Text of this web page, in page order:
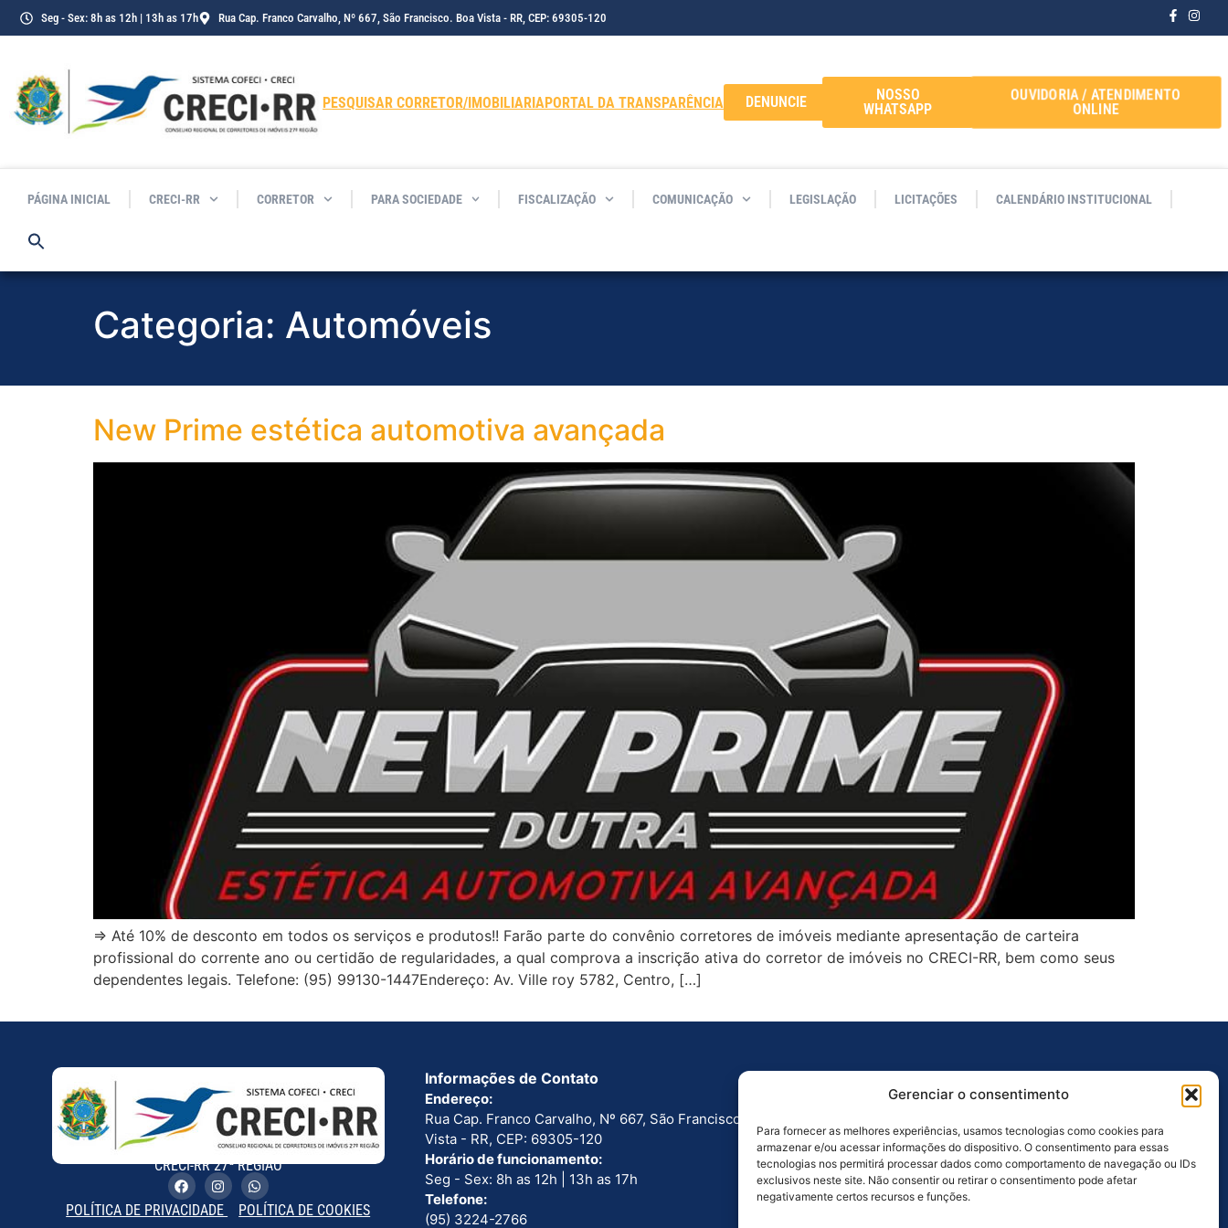
Gerenciar o consentimento
Para fornecer as melhores experiências, usamos tecnologias como cookies para
armazenar e/ou acessar informações do dispositivo. O consentimento para essas
tecnologias nos permitirá processar dados como comportamento de navegação ou IDs
exclusivos neste site. Não consentir ou retirar o consentimento pode afetar
negativamente certos recursos e funções.
conteúdoSeg - Sex: 8h as 12h | 13h as 17h Rua Cap. Franco Carvalho, Nº 667, São Francisco. Boa Vista - RR, CEP: 69305-120
PESQUISAR CORRETOR/IMOBILIARIAPORTAL DA TRANSPARÊNCIA DENUNCIE
NOSSO
WHATSAPP
OUVIDORIA / ATENDIMENTO
ONLINE
PÁGINA INICIAL CRECI-RR CORRETOR PARA SOCIEDADE FISCALIZAÇÃO COMUNICAÇÃO LEGISLAÇÃO LICITAÇÕES CALENDÁRIO INSTITUCIONAL
Categoria: Automóveis
New Prime estética automotiva avançada
⇒ Até 10% de desconto em todos os serviços e produtos!! Farão parte do convênio corretores de imóveis mediante apresentação de carteira
profissional do corrente ano ou certidão de regularidades, a qual comprova a inscrição ativa do corretor de imóveis no CRECI-RR, bem como seus
dependentes legais. Telefone: (95) 99130-1447Endereço: Av. Ville roy 5782, Centro, […]
CRECI-RR 27ª REGIÃO
POLÍTICA DE PRIVACIDADE POLÍTICA DE COOKIES
Informações de Contato
Endereço:
Rua Cap. Franco Carvalho, Nº 667, São Francisco. Boa
Vista - RR, CEP: 69305-120
Horário de funcionamento:
Seg - Sex: 8h as 12h | 13h as 17h
Telefone:
(95) 3224-2766
Ouvidoria
Licitações
Galeria de Fotos
Galeria de Vídeos